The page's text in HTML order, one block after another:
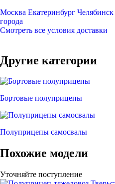
Москва Екатеринбург Челябинск
города
Смотреть все условия доставки
Другие категории
Бортовые полуприцепы
Полуприцепы самосвалы
Похожие модели
Уточняйте поступление